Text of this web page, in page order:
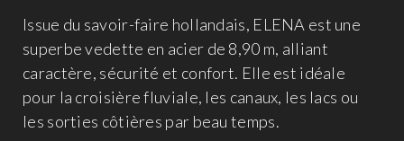
Issue du savoir-faire hollandais, ELENA est une
superbe vedette en acier de 8,90 m, alliant
caractère, sécurité et confort. Elle est idéale
pour la croisière fluviale, les canaux, les lacs ou
les sorties côtières par beau temps.